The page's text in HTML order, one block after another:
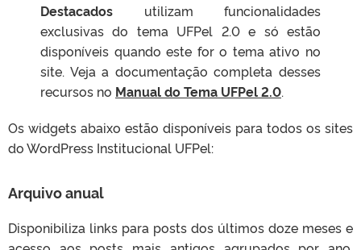
Destacados utilizam funcionalidades
exclusivas do tema UFPel 2.0 e só estão
disponíveis quando este for o tema ativo no
site. Veja a documentação completa desses
recursos no Manual do Tema UFPel 2.0.
Os widgets abaixo estão disponíveis para todos os sites
do WordPress Institucional UFPel:
Arquivo anual
Disponibiliza links para posts dos últimos doze meses e